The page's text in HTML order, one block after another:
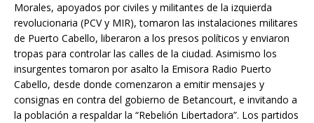
Morales, apoyados por civiles y militantes de la izquierda
revolucionaria (PCV y MIR), tomaron las instalaciones militares
de Puerto Cabello, liberaron a los presos políticos y enviaron
tropas para controlar las calles de la ciudad. Asimismo los
insurgentes tomaron por asalto la Emisora Radio Puerto
Cabello, desde donde comenzaron a emitir mensajes y
consignas en contra del gobierno de Betancourt, e invitando a
la población a respaldar la “Rebelión Libertadora”. Los partidos